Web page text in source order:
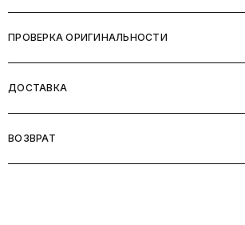
ПРОВЕРКА ОРИГИНАЛЬНОСТИ
ДОСТАВКА
ВОЗВРАТ